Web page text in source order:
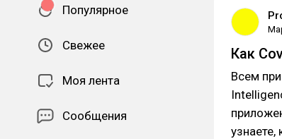
Популярное
Свежее
Моя лента
Сообщения
Как
Всем